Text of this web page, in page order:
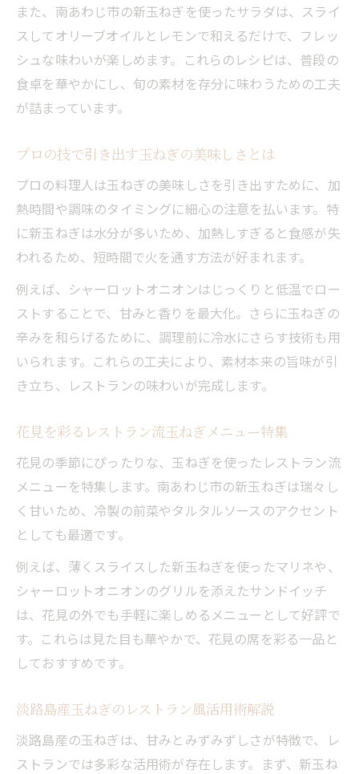
また、南あわじ市の新玉ねぎを使ったサラダは、スライ
スしてオリーブオイルとレモンで和えるだけで、フレッ
シュな味わいが楽しめます。これらのレシピは、普段の
食卓を華やかにし、旬の素材を存分に味わうための工夫
が詰まっています。
プロの技で引き出す玉ねぎの美味しさとは
プロの料理人は玉ねぎの美味しさを引き出すために、加
熱時間や調味のタイミングに細心の注意を払います。特
に新玉ねぎは水分が多いため、加熱しすぎると食感が失
われるため、短時間で火を通す方法が好まれます。
例えば、シャーロットオニオンはじっくりと低温でロー
ストすることで、甘みと香りを最大化。さらに玉ねぎの
辛みを和らげるために、調理前に冷水にさらす技術も用
いられます。これらの工夫により、素材本来の旨味が引
き立ち、レストランの味わいが完成します。
花見を彩るレストラン流玉ねぎメニュー特集
花見の季節にぴったりな、玉ねぎを使ったレストラン流
メニューを特集します。南あわじ市の新玉ねぎは瑞々し
く甘いため、冷製の前菜やタルタルソースのアクセント
としても最適です。
例えば、薄くスライスした新玉ねぎを使ったマリネや、
シャーロットオニオンのグリルを添えたサンドイッチ
は、花見の外でも手軽に楽しめるメニューとして好評で
す。これらは見た目も華やかで、花見の席を彩る一品と
しておすすめです。
淡路島産玉ねぎのレストラン風活用術解説
淡路島産の玉ねぎは、甘みとみずみずしさが特徴で、レ
ストランでは多彩な活用術が存在します。まず、新玉ね